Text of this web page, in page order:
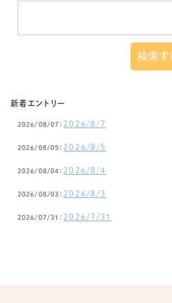
新着エントリー
2026/08/07： 2026/8/7
2026/08/05： 2026/8/5
2026/08/04： 2026/8/4
2026/08/03： 2026/8/3
2026/07/31： 2026/7/31